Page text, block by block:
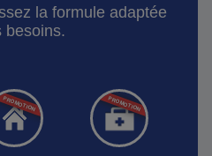
la formule adaptée
besoins.